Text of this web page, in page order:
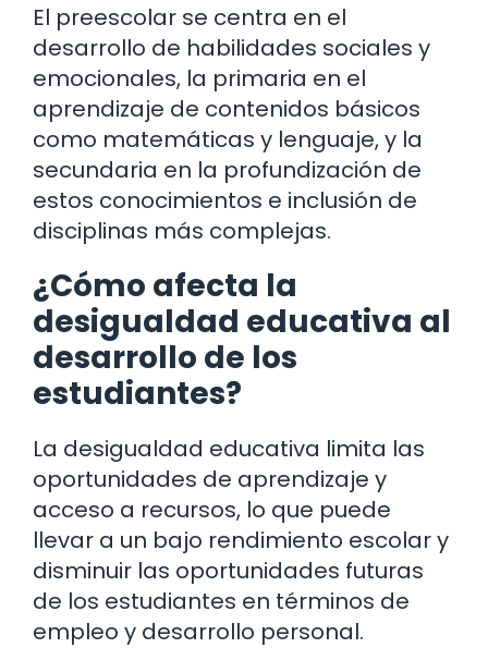
El preescolar se centra en el
desarrollo de habilidades sociales y
emocionales, la primaria en el
aprendizaje de contenidos básicos
como matemáticas y lenguaje, y la
secundaria en la profundización de
estos conocimientos e inclusión de
disciplinas más complejas.
¿Cómo afecta la
desigualdad educativa al
desarrollo de los
estudiantes?
La desigualdad educativa limita las
oportunidades de aprendizaje y
acceso a recursos, lo que puede
llevar a un bajo rendimiento escolar y
disminuir las oportunidades futuras
de los estudiantes en términos de
empleo y desarrollo personal.